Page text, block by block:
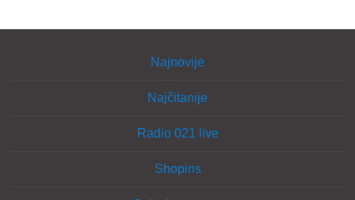
Najnovije
Najčitanije
Radio 021 live
Shopins